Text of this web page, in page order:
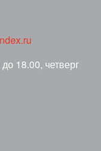
18.00, четверг